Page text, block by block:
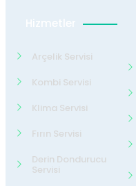
Hizmetler
Arçelik Servisi
Kombi Servisi
Klima Servisi
Fırın Servisi
Derin Dondurucu
Servisi